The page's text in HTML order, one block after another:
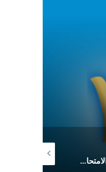
تفسير حلم الامتحان للمتزوجة
2023-08-25